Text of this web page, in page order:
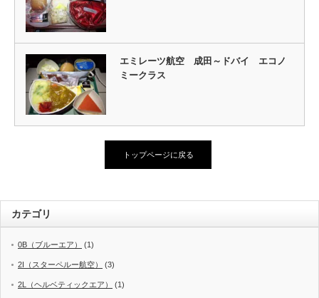
エミレーツ航空 成田～ドバイ エコノ
ミークラス
トップページに戻る
カテゴリ
0B（ブルーエア） (1)
2I（スターペルー航空） (3)
2L（ヘルベティックエア） (1)